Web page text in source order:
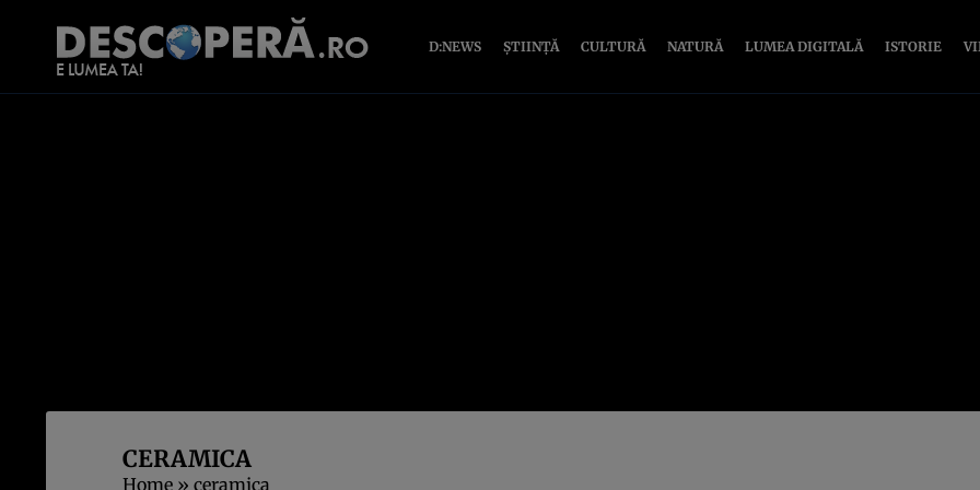
D:NEWS ȘTIINȚĂ CULTURĂ NATURĂ LUMEA DIGITALĂ ISTORIE
CERAMICA
Home » ceramica